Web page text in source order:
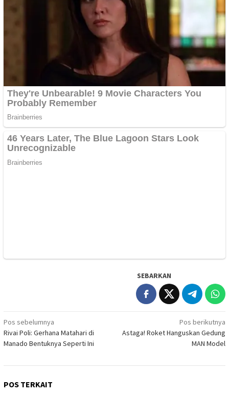
SEBARKAN
Navigasi
pos
Pos sebelumnya
Rivai Poli: Gerhana Matahari di
Manado Bentuknya Seperti Ini
Pos berikutnya
Astaga! Roket Hanguskan Gedung
MAN Model
POS TERKAIT